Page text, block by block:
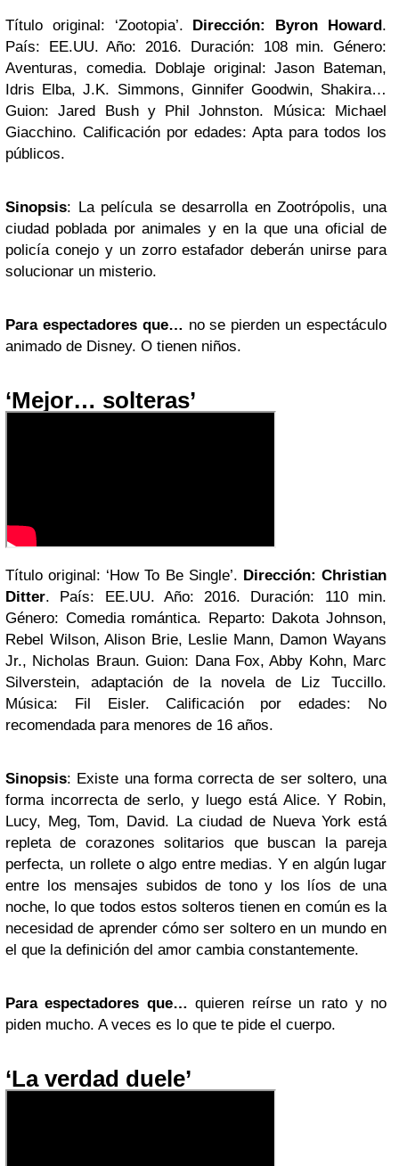
Título original: ‘Zootopia’. Dirección: Byron Howard.
País: EE.UU. Año: 2016. Duración: 108 min. Género:
Aventuras, comedia. Doblaje original: Jason Bateman,
Idris Elba, J.K. Simmons, Ginnifer Goodwin, Shakira…
Guion: Jared Bush y Phil Johnston. Música: Michael
Giacchino. Calificación por edades: Apta para todos los
públicos.
Sinopsis: La película se desarrolla en Zootrópolis, una
ciudad poblada por animales y en la que una oficial de
policía conejo y un zorro estafador deberán unirse para
solucionar un misterio.
Para espectadores que… no se pierden un espectáculo
animado de Disney. O tienen niños.
‘Mejor… solteras’
Título original: ‘How To Be Single’. Dirección: Christian
Ditter. País: EE.UU. Año: 2016. Duración: 110 min.
Género: Comedia romántica. Reparto: Dakota Johnson,
Rebel Wilson, Alison Brie, Leslie Mann, Damon Wayans
Jr., Nicholas Braun. Guion: Dana Fox, Abby Kohn, Marc
Silverstein, adaptación de la novela de Liz Tuccillo.
Música: Fil Eisler. Calificación por edades: No
recomendada para menores de 16 años.
Sinopsis: Existe una forma correcta de ser soltero, una
forma incorrecta de serlo, y luego está Alice. Y Robin,
Lucy, Meg, Tom, David. La ciudad de Nueva York está
repleta de corazones solitarios que buscan la pareja
perfecta, un rollete o algo entre medias. Y en algún lugar
entre los mensajes subidos de tono y los líos de una
noche, lo que todos estos solteros tienen en común es la
necesidad de aprender cómo ser soltero en un mundo en
el que la definición del amor cambia constantemente.
Para espectadores que… quieren reírse un rato y no
piden mucho. A veces es lo que te pide el cuerpo.
‘La verdad duele’